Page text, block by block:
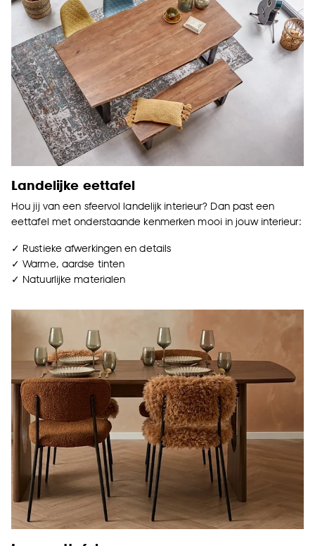
Landelijke eettafel
Hou jij van een sfeervol landelijk interieur? Dan past een
eettafel met onderstaande kenmerken mooi in jouw interieur:
✓ Rustieke afwerkingen en details
✓ Warme, aardse tinten
✓ Natuurlijke materialen